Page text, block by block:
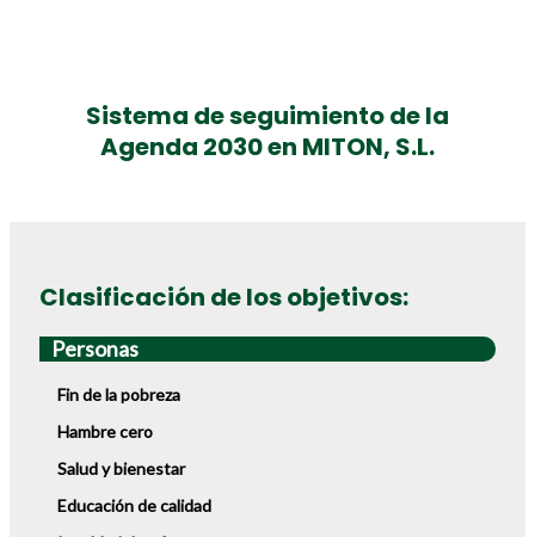
Sistema de seguimiento de la
Agenda 2030 en MITON, S.L.
Clasificación de los objetivos:
Personas
Fin de la pobreza
Hambre cero
Salud y bienestar
Educación de calidad